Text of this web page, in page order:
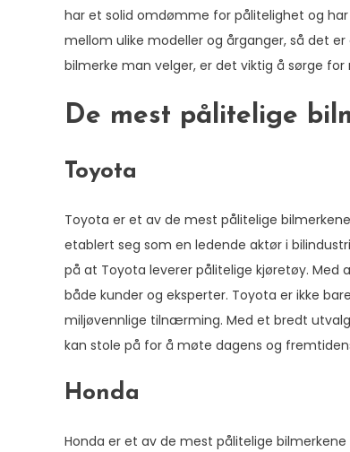
har et solid omdømme for pålitelighet og
mellom ulike modeller og årganger, så det
bilmerke man velger, er det viktig å sørge
De mest pålitelige
Toyota
Toyota er et av de mest pålitelige
etablert seg som en ledende aktør i
på at Toyota leverer pålitelige kjøretøy.
både kunder og eksperter. Toyota er ikke
miljøvennlige tilnærming. Med et bredt
kan stole på for å møte dagens og
Honda
Honda er et av de mest pålitelige